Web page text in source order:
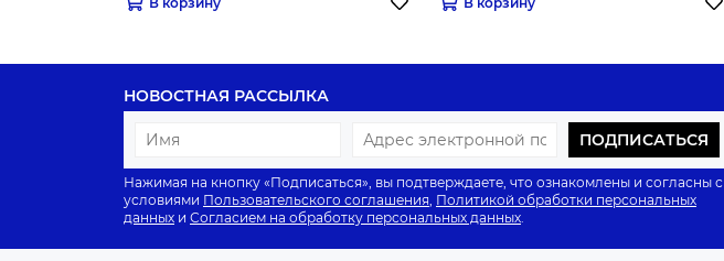
НОВОСТНАЯ РАССЫЛКА
ПОДПИСАТЬСЯ
Нажимая на кнопку «Подписаться», вы подтверждаете, что ознакомлены и согласны с
условиями Пользовательского соглашения Политикой обработки персональных
данных и Согласием на обработку персональных данных